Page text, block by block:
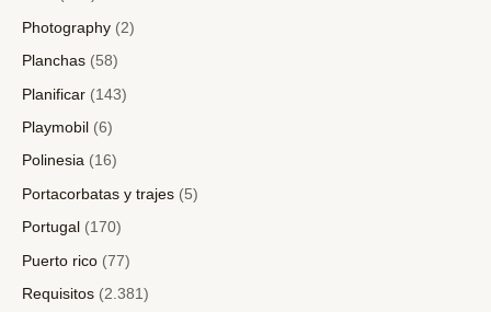
Photography (2)
Planchas (58)
Planificar (143)
Playmobil (6)
Polinesia (16)
Portacorbatas y trajes (5)
Portugal (170)
Puerto rico (77)
Requisitos (2.381)